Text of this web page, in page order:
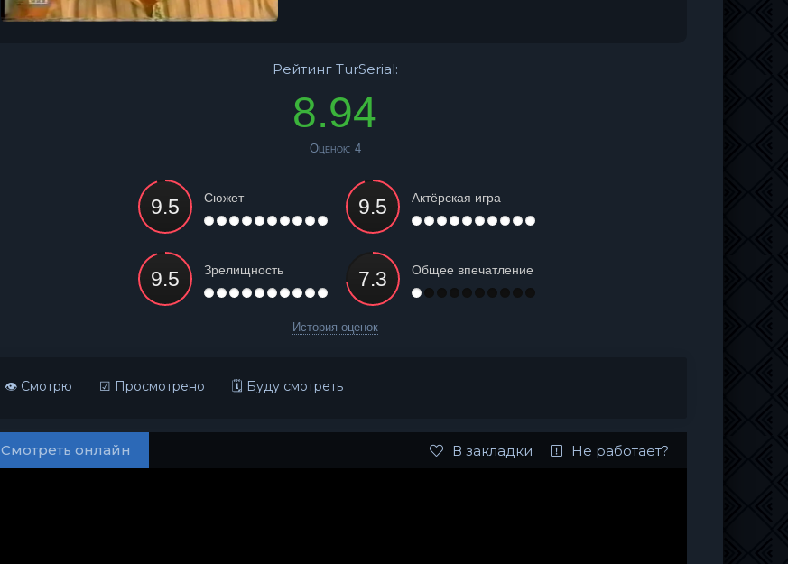
Рейтинг TurSerial:
8.94
Оценок: 4
Сюжет Актёрская игра
Зрелищность Общее впечатление
История оценок
👁 Смотрю ☑ Просмотрено 🗓 Буду смотреть
Смотреть онлайн В закладки Не работает?